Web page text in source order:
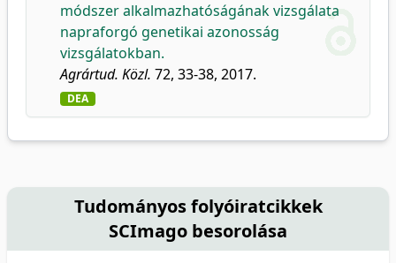
módszer alkalmazhatóságának vizsgálata
napraforgó genetikai azonosság
vizsgálatokban.
Agrártud. Közl. 72, 33-38, 2017.
DEA
Tudományos folyóiratcikkek
SCImago besorolása